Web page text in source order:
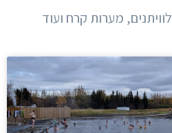
מערות קרח ועוד